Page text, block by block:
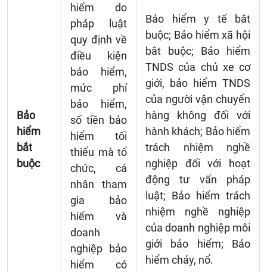
Bảo
hiểm
bắt
buộc
hiểm do
pháp luật
quy định về
điều kiện
bảo hiểm,
mức phí
bảo hiểm,
số tiền bảo
hiểm tối
thiểu mà tổ
chức, cá
nhân tham
gia bảo
hiểm và
doanh
nghiệp bảo
hiểm có
Bảo hiểm y tế bắt
buộc; Bảo hiểm xã hội
bắt buộc; Bảo hiểm
TNDS của chủ xe cơ
giới, bảo hiểm TNDS
của người vận chuyển
hàng không đối với
hành khách; Bảo hiểm
trách nhiệm nghề
nghiệp đối với hoạt
động tư vấn pháp
luật; Bảo hiểm trách
nhiệm nghề nghiệp
của doanh nghiệp môi
giới bảo hiểm; Bảo
hiểm cháy, nổ.